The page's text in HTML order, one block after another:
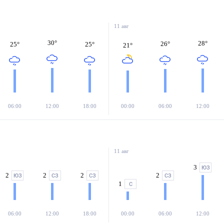
25°
06:00
30°
12:00
25°
18:00
11 авг
21°
00:00
26°
06:00
28°
12:00
2 ЮЗ
06:00
2 СЗ
12:00
2 СЗ
18:00
11 авг
1 С
00:00
2 СЗ
06:00
3 ЮЗ
12:00